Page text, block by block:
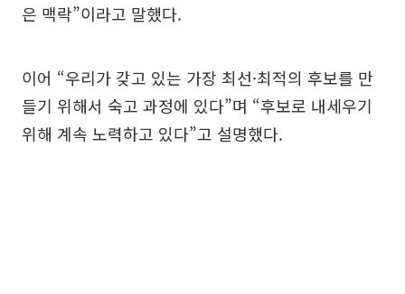
은 맥락”이라고 말했다.
이어 “우리가 갖고 있는 가장 최선·최적의 후보를 만
들기 위해서 숙고 과정에 있다”며 “후보로 내세우기
위해 계속 노력하고 있다”고 설명했다.